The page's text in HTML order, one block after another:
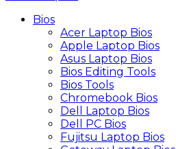
Bios
Acer Laptop Bios
Apple Laptop Bios
Asus Laptop Bios
Bios Editing Tools
Bios Tools
Chromebook Bios
Dell Laptop Bios
Dell PC Bios
Fujitsu Laptop Bios